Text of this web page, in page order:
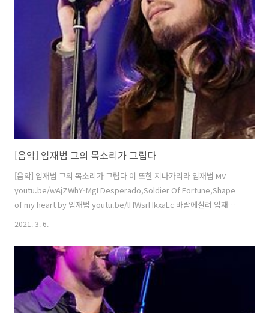
전문가 매칭 일시 : 2021. 2. 25.(목) 14:00 ~ 26.(금) 12:00 장소 : 스플라
스 리솜 리조트(예산) 내용 : 수소기업과 기술이전사업화 전문가 매칭 등
주최 (재)충남테크노파크 에너지지원센터, 주관 (사)충남산학융합원에서
시행하는 `신 재생 에너지 기업을 대상으로 기술사..
[음악] 임재범 그의 목소리가 그립다
[음악] 임재범 그의 목소리가 그립다 이 또한 지나가리라 임재범 MV
youtu.be/wAjZWhY-MgI Desperado,Soldier Of Fortune,Shape
of my heart by 임재범 youtu.be/lHWsrHkxaLc 바람에실려 임재범 -
Saddle the wind youtu.be/hknPdguAaWU 임재범 - Shape of my
울앵콜 토, 20160213) youtu.be/t1wQPzgtaSw 2015 임재범30주년
콘서트 Tour in Seoul 중 '비상' youtu.be/GLl8IZ6KviQ 임재범 - 고해
(30주년콘서트 부산, 20151213) youtu.be/EvWaPLOjlt..
2021. 3. 6.